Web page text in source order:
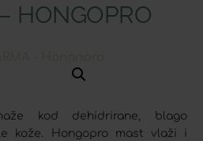
HONGOPRO
kod dehidrirane, blago
kože. Hongopro mast vlaži i